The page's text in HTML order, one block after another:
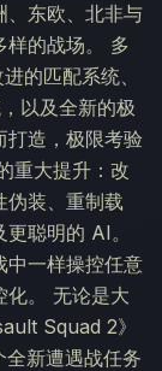
、东欧、北非与
样的战场。 多
的匹配系统、
以及全新的极
造，极限考验
重大提升：改
伪装、重制载
聪明的 AI。
中一样操控任意
化。 无论是大
Squad 2》
新遭遇战任务